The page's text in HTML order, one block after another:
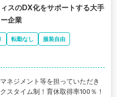
スのDX化をサポートする大手
企業
転勤なし
服装自由
ネジメント等を担っていただき
スタイム制！育休取得率100％！